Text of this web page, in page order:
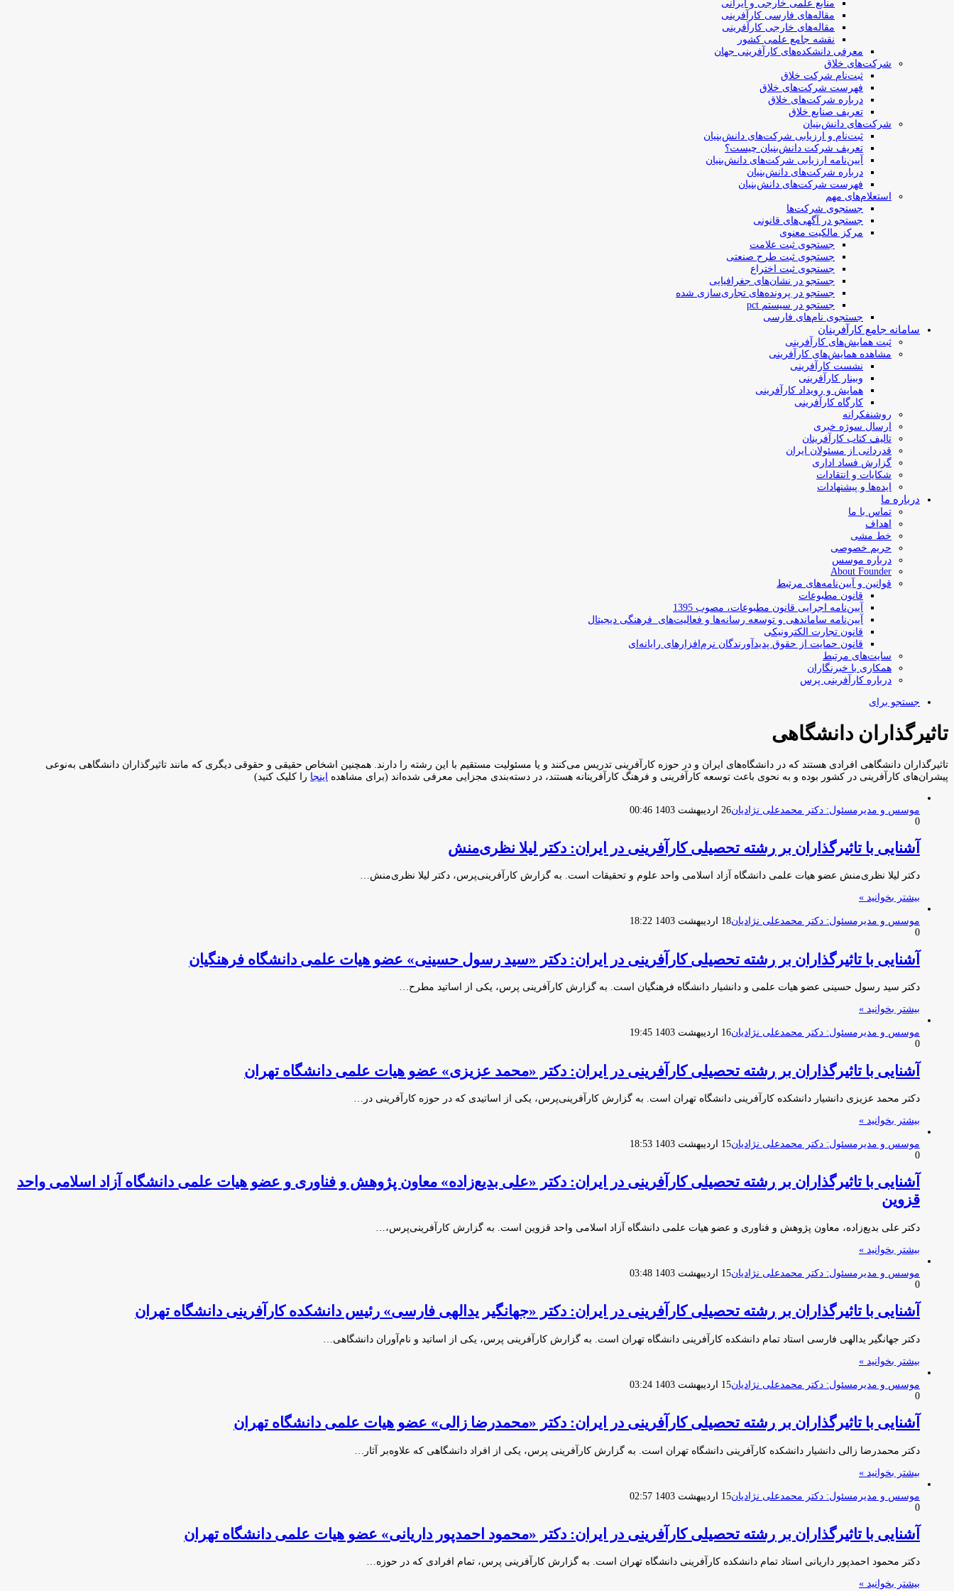
منابع علمی خارجی و ایرانی
مقاله‌های فارسی کارآفرینی
مقاله‌های خارجی کارآفرینی
نقشه جامع علمی کشور
معرفی دانشکده‌های کارآفرینی جهان
شرکت‌های خلاق
ثبت‌نام شرکت خلاق
فهرست شرکت‌های خلاق
درباره شرکت‌های خلاق
تعریف صنایع خلاق
شرکت‌های دانش‌بنیان
ثبت‌نام و ارزیابی شرکت‌های دانش‌بنیان
تعریف شرکت دانش‌بنیان چیست؟
آیین‌نامه ارزیابی شرکت‌های دانش‌بنیان
درباره شرکت‌های دانش‌بنیان
فهرست شرکت‌های دانش‌بنیان
استعلام‌های مهم
جستجوی شرکت‌ها
جستجو در آگهی‌های قانونی
مرکز مالکیت معنوی
جستجوی ثبت علامت
جستجوی ثبت طرح صنعتی
جستجوی ثبت اختراع
جستجو در نشان‌های جغرافیایی
جستجو در پرونده‌های تجاری‌سازی شده
جستجو در سیستم pct
جستجوی نام‌های فارسی
سامانه جامع کارآفرینان
ثبت همایش‌های کارآفرینی
مشاهده همایش‌های کارآفرینی
نشست کارآفرینی
وبینار کارآفرینی
همایش و رویداد کارآفرینی
کارگاه کارآفرینی
روشنفکرانه
ارسال سوژه‌ خبری
تالیف کتاب کارآفرینان
قدردانی از مسئولان ایران
گزارش فساد اداری
شکایات و انتقادات
ایده‌ها و پیشنهادات
درباره ما
تماس با ما
اهداف
خط مشی
حریم خصوصی
درباره موسس
About Founder
قوانین و آیین‌نامه‌های مرتبط
‌قانون مطبوعات
آیین‌نامه اجرایی قانون مطبوعات، مصوب 1395
آیین‌نامه سامان­دهی و توسعه رسانه­‌ها و فعالیت‌­های فرهنگی دیجیتال
قانون تجارت الکترونیکی
قانون حمایت از حقوق پدیدآورندگان نرم‌افزارهای رایانه‌ای
سایت‌های مرتبط
همکاری با خبرنگاران
درباره کارآفرینی پرس
جستجو برای
تاثیرگذاران دانشگاهی
تاثیرگذاران دانشگاهی افرادی هستند که در دانشگاه‌های ایران و در حوزه کارآفرینی تدریس می‌کنند و یا مسئولیت مستقیم با این رشته را دارند. همچنین اشخاص حقیقی و حقوقی دیگری که مانند تاثیرگذاران دانشگاهی به‌نوعی
پیشران‌های کارآفرینی در کشور بوده و به نحوی باعث توسعه کارآفرینی و فرهنگ کارآفرینانه هستند، در دسته‌بندی مجزایی معرفی شده‌اند (برای مشاهده اینجا را کلیک کنید)
موسس و مدیرمسئول: دکتر محمدعلی نژادیان26 اردیبهشت 1403 00:46
0
آشنایی با تاثیرگذاران بر رشته تحصیلی کارآفرینی در ایران: دکتر لیلا نظری‌منش
دکتر لیلا نظری‌منش عضو هیات علمی دانشگاه آزاد اسلامی واحد علوم و تحقیقات است. به گزارش کارآفرینی‌پرس، دکتر لیلا نظری‌منش…
بیشتر بخوانید »
موسس و مدیرمسئول: دکتر محمدعلی نژادیان18 اردیبهشت 1403 18:22
0
آشنایی با تاثیرگذاران بر رشته تحصیلی کارآفرینی در ایران: دکتر «سید رسول حسینی» عضو هیات علمی دانشگاه فرهنگیان
دکتر سید رسول حسینی عضو هیات علمی و دانشیار دانشگاه فرهنگیان است. به گزارش کارآفرینی پرس، یکی از اساتید مطرح…
بیشتر بخوانید »
موسس و مدیرمسئول: دکتر محمدعلی نژادیان16 اردیبهشت 1403 19:45
0
آشنایی با تاثیرگذاران بر رشته تحصیلی کارآفرینی در ایران: دکتر «محمد عزیزی» عضو هیات علمی دانشگاه تهران
دکتر محمد عزیزی دانشیار دانشکده کارآفرینی دانشگاه تهران است. به گزارش کارآفرینی‌پرس، یکی از اساتیدی که در حوزه کارآفرینی در…
بیشتر بخوانید »
موسس و مدیرمسئول: دکتر محمدعلی نژادیان15 اردیبهشت 1403 18:53
0
آشنایی با تاثیرگذاران بر رشته تحصیلی کارآفرینی در ایران: دکتر «علی بدیع‌زاده» معاون پژوهش و فناوری و عضو هیات علمی دانشگاه آزاد اسلامی واحد
قزوین
دکتر علی بدیع‌زاده، معاون پژوهش و فناوری و عضو هیات علمی دانشگاه آزاد اسلامی واحد قزوین است. به گزارش کارآفرینی‌پرس،…
بیشتر بخوانید »
موسس و مدیرمسئول: دکتر محمدعلی نژادیان15 اردیبهشت 1403 03:48
0
آشنایی با تاثیرگذاران بر رشته تحصیلی کارآفرینی در ایران: دکتر «جهانگیر یدالهی فارسی» رئیس دانشکده کارآفرینی دانشگاه تهران
دکتر جهانگیر یدالهی فارسی استاد تمام دانشکده کارآفرینی دانشگاه تهران است. به گزارش کارآفرینی پرس، یکی از اساتید و نام‌آوران دانشگاهی…
بیشتر بخوانید »
موسس و مدیرمسئول: دکتر محمدعلی نژادیان15 اردیبهشت 1403 03:24
0
آشنایی با تاثیرگذاران بر رشته تحصیلی کارآفرینی در ایران: دکتر «محمدرضا زالی» عضو هیات علمی دانشگاه تهران
دکتر محمدرضا زالی دانشیار دانشکده کارآفرینی دانشگاه تهران است. به گزارش کارآفرینی پرس، یکی از افراد دانشگاهی که علاوه‌بر آثار…
بیشتر بخوانید »
موسس و مدیرمسئول: دکتر محمدعلی نژادیان15 اردیبهشت 1403 02:57
0
آشنایی با تاثیرگذاران بر رشته تحصیلی کارآفرینی در ایران: دکتر «محمود احمدپور داریانی» عضو هیات علمی دانشگاه تهران
دکتر محمود احمدپور داریانی استاد تمام دانشکده کارآفرینی دانشگاه تهران است. به گزارش کارآفرینی پرس، تمام افرادی که در حوزه…
بیشتر بخوانید »